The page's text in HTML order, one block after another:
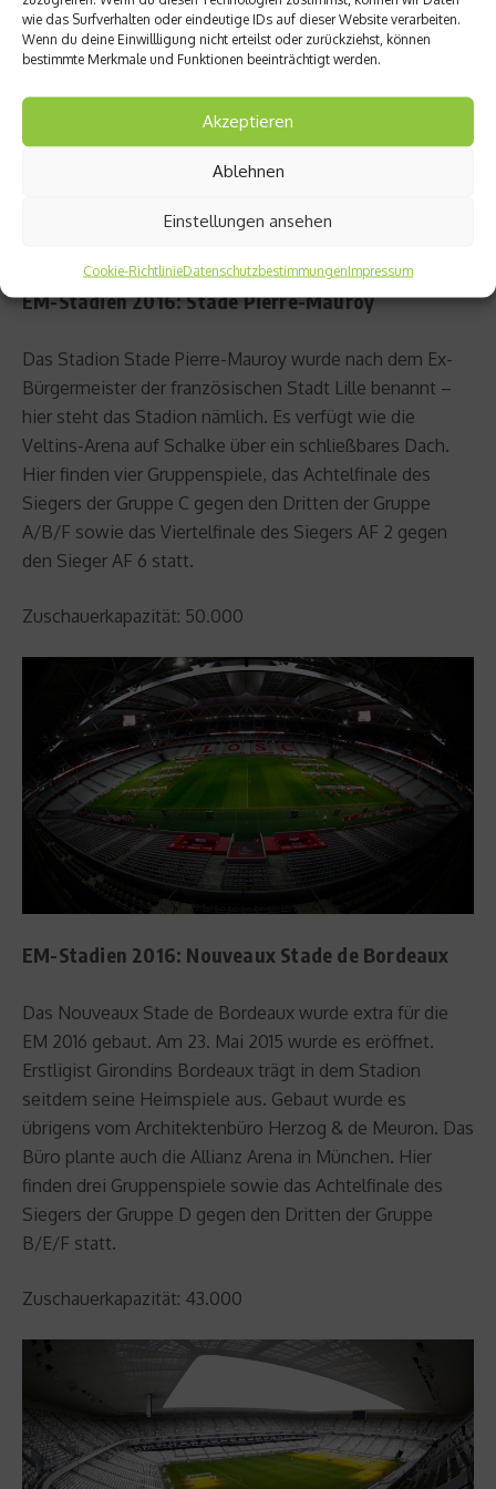
wie das Surfverhalten oder eindeutige IDs auf dieser Website verarbeiten.
Wenn du deine Einwillligung nicht erteilst oder zurückziehst, können
bestimmte Merkmale und Funktionen beeinträchtigt werden.
Akzeptieren
Ablehnen
Einstellungen ansehen
Cookie-RichtlinieDatenschutzbestimmungenImpressum
EM-Stadien 2016: Stade Pierre-Mauroy
Das Stadion Stade Pierre-Mauroy wurde nach dem Ex-
Bürgermeister der französischen Stadt Lille benannt –
hier steht das Stadion nämlich. Es verfügt wie die
Veltins-Arena auf Schalke über ein schließbares Dach.
Hier finden vier Gruppenspiele, das Achtelfinale des
Siegers der Gruppe C gegen den Dritten der Gruppe
A/B/F sowie das Viertelfinale des Siegers AF 2 gegen
den Sieger AF 6 statt.
Zuschauerkapazität: 50.000
EM-Stadien 2016: Nouveaux Stade de Bordeaux
Das Nouveaux Stade de Bordeaux wurde extra für die
EM 2016 gebaut. Am 23. Mai 2015 wurde es eröffnet.
Erstligist Girondins Bordeaux trägt in dem Stadion
seitdem seine Heimspiele aus. Gebaut wurde es
übrigens vom Architektenbüro Herzog & de Meuron. Das
Büro plante auch die Allianz Arena in München. Hier
finden drei Gruppenspiele sowie das Achtelfinale des
Siegers der Gruppe D gegen den Dritten der Gruppe
B/E/F statt.
Zuschauerkapazität: 43.000